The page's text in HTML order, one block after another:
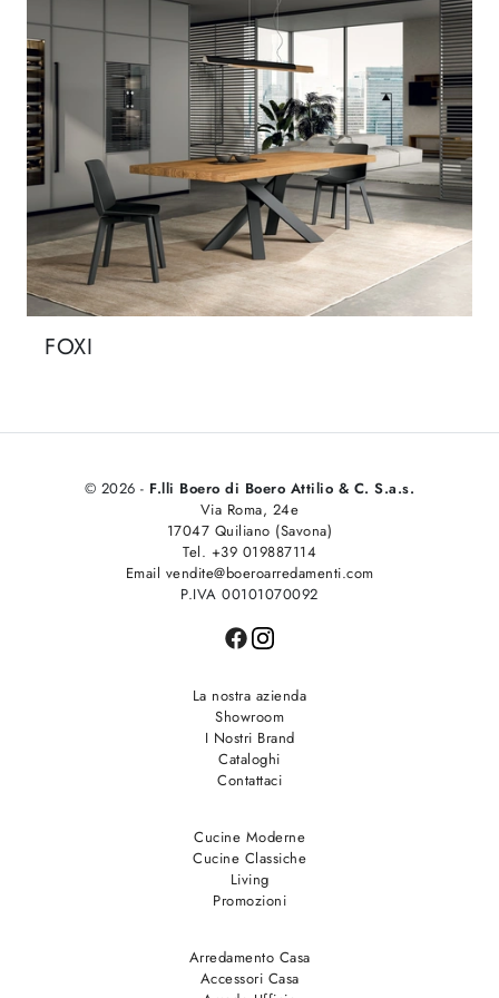
FOXI
© 2026 - F.lli Boero di Boero Attilio & C. S.a.s.
Via Roma, 24e
17047 Quiliano (Savona)
Tel. +39 019887114
Email vendite@boeroarredamenti.com
P.IVA 00101070092
La nostra azienda
Showroom
I Nostri Brand
Cataloghi
Contattaci
Cucine Moderne
Cucine Classiche
Living
Promozioni
Arredamento Casa
Accessori Casa